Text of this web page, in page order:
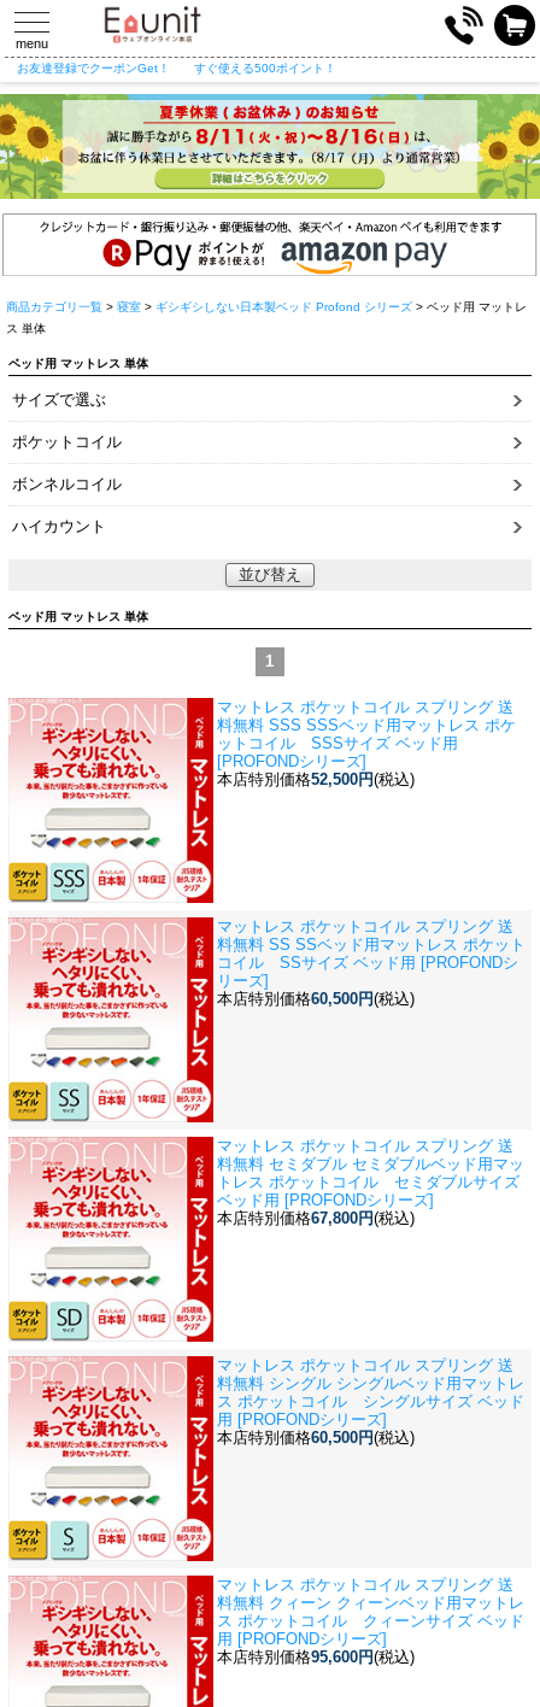
toggle
navigation
menu
お友達登録でクーポンGet！ すぐ使える500ポイント！
商品カテゴリ一覧 > 寝室 > ギシギシしない日本製ベッド Profond シリーズ > ベッド用 マットレ
ス 単体
ベッド用 マットレス 単体
サイズで選ぶ
ポケットコイル
ボンネルコイル
ハイカウント
並び替え
ベッド用 マットレス 単体
1
マットレス ポケットコイル スプリング 送
料無料 SSS SSSベッド用 マットレス ポケ
ットコイル SSSサイズ ベッド用
[PROFONDシリーズ]
本店特別価格52,500円(税込)
マットレス ポケットコイル スプリング 送
料無料 SS SSベッド用 マットレス ポケット
コイル SSサイズ ベッド用 [PROFONDシ
リーズ]
本店特別価格60,500円(税込)
マットレス ポケットコイル スプリング 送
料無料 セミダブル セミダブルベッド用 マッ
トレス ポケットコイル セミダブルサイズ
ベッド用 [PROFONDシリーズ]
本店特別価格67,800円(税込)
マットレス ポケットコイル スプリング 送
料無料 シングル シングルベッド用 マットレ
ス ポケットコイル シングルサイズ ベッド
用 [PROFONDシリーズ]
本店特別価格60,500円(税込)
マットレス ポケットコイル スプリング 送
料無料 クィーン クィーンベッド用 マットレ
ス ポケットコイル クィーンサイズ ベッド
用 [PROFONDシリーズ]
本店特別価格95,600円(税込)